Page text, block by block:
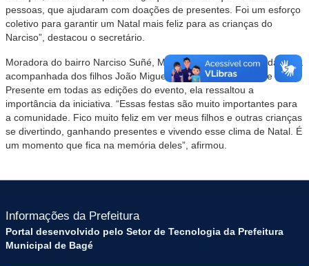
pessoas, que ajudaram com doações de presentes. Foi um esforço
coletivo para garantir um Natal mais feliz para as crianças do
Narciso”, destacou o secretário.
Moradora do bairro Narciso Suñé, Marilda Lopes participou da festa
acompanhada dos filhos João Miguel, de 5 anos, e Maria, de 3.
Presente em todas as edições do evento, ela ressaltou a
importância da iniciativa. “Essas festas são muito importantes para
a comunidade. Fico muito feliz em ver meus filhos e outras crianças
se divertindo, ganhando presentes e vivendo esse clima de Natal. É
um momento que fica na memória deles”, afirmou.
Informações da Prefeitura
Portal desenvolvido pelo Setor de Tecnologia da Prefeitura
Municipal de Bagé